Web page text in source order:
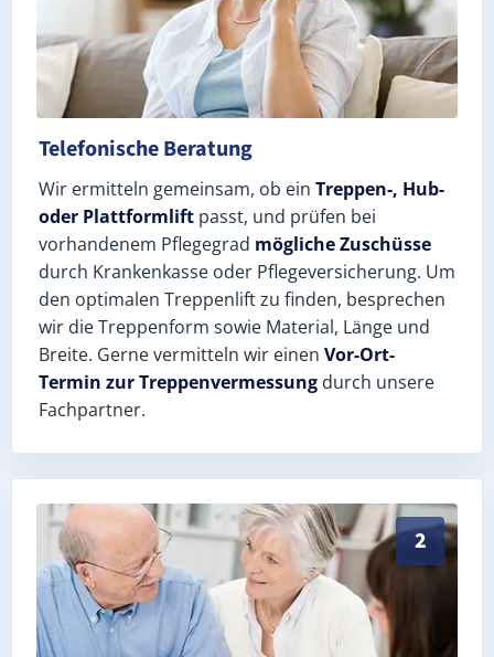
Telefonische Beratung
Wir ermitteln gemeinsam, ob ein Treppen-, Hub-
oder Plattformlift passt, und prüfen bei
vorhandenem Pflegegrad mögliche Zuschüsse
durch Krankenkasse oder Pflegeversicherung. Um
den optimalen Treppenlift zu finden, besprechen
wir die Treppenform sowie Material, Länge und
Breite. Gerne vermitteln wir einen Vor-Ort-
Termin zur Treppenvermessung durch unsere
Fachpartner.
2
Exaktes Aufmaß in Brieselang (Landkreis